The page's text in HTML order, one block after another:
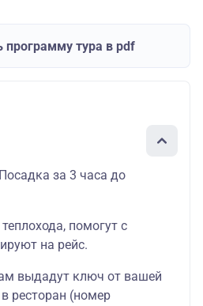
программу тура в pdf
за 3 часа до
помогут с
на рейс.
выдадут ключ от вашей
ресторан (номер